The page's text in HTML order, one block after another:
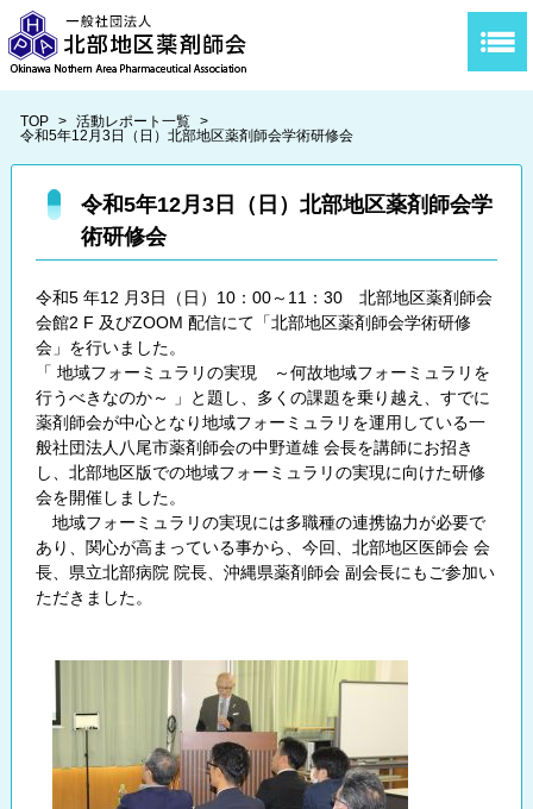
TOP > 活動レポート一覧 >
令和5年12月3日（日）北部地区薬剤師会学術研修会
令和5年12月3日（日）北部地区薬剤師会学
術研修会
令和5 年12 月3日（日）10：00～11：30 北部地区薬剤師会
会館2 F 及びZOOM 配信にて「北部地区薬剤師会学術研修
会」を行いました。
「 地域フォーミュラリの実現 ～何故地域フォーミュラリを
行うべきなのか～ 」と題し、多くの課題を乗り越え、すでに
薬剤師会が中心となり地域フォーミュラリを運用している一
般社団法人八尾市薬剤師会の中野道雄 会長を講師にお招き
し、北部地区版での地域フォーミュラリの実現に向けた研修
会を開催しました。
地域フォーミュラリの実現には多職種の連携協力が必要で
あり、関心が高まっている事から、今回、北部地区医師会 会
長、県立北部病院 院長、沖縄県薬剤師会 副会長にもご参加い
ただきました。